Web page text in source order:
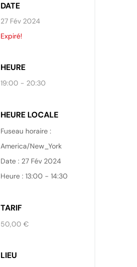
DATE
27 Fév 2024
Expiré!
HEURE
19:00 - 20:30
HEURE LOCALE
Fuseau horaire :
America/New_York
Date : 27 Fév 2024
Heure : 13:00 - 14:30
TARIF
50,00 €
LIEU